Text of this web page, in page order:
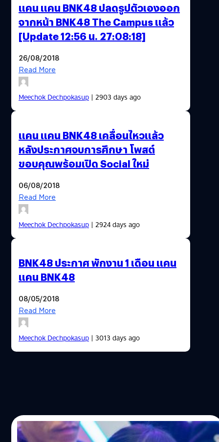
แคน แคน BNK48 ปลดรูปตัวเองออก
จากหน้า BNK48 The Campus แล้ว
[Update 12:56 น. 27:08:18]
26/08/2018
Read More
Meechok Dechpokasup| 2903 days ago
แคน แคน BNK48 เคลื่อนไหวแล้ว
หลังประกาศจบการศึกษา โพสต์
ขอบคุณพร้อมเปิด Social ใหม่
06/08/2018
Read More
Meechok Dechpokasup| 2924 days ago
BNK48 ประกาศ พักงาน 1 เดือน แคน
แคน BNK48
08/05/2018
Read More
Meechok Dechpokasup| 3013 days ago
08/05/2018